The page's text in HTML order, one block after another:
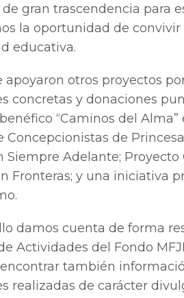
gran trascendencia para
la oportunidad de convivir
educativa.
apoyaron otros proyectos
concretas y donaciones
“Caminos del Alma”
Concepcionistas de
Siempre Adelante; Proyecto
Fronteras; y una iniciativa
damos cuenta de forma
Actividades del Fondo
también
realizadas de carácter